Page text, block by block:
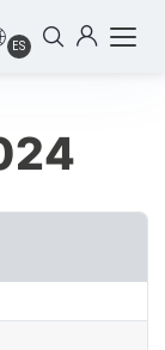
ES